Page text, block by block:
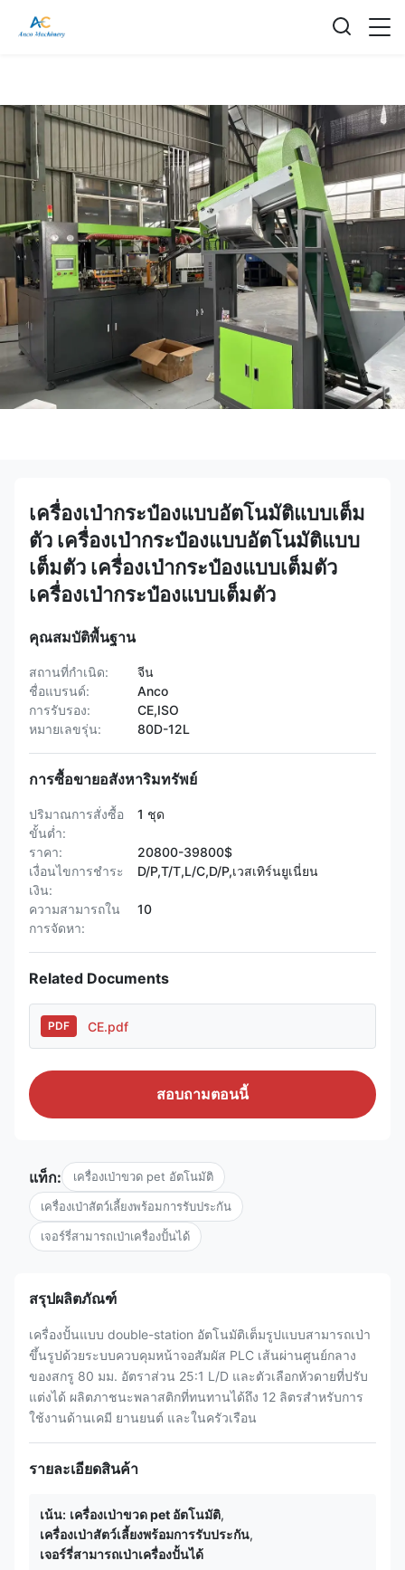
เครื่องเป่ากระป๋องแบบอัตโนมัติแบบเต็ม
ตัว เครื่องเป่ากระป๋องแบบอัตโนมัติแบบ
เต็มตัว เครื่องเป่ากระป๋องแบบเต็มตัว
เครื่องเป่ากระป๋องแบบเต็มตัว
คุณสมบัติพื้นฐาน
สถานที่กำเนิด:
จีน
ชื่อแบรนด์:
Anco
การรับรอง:
CE,ISO
หมายเลขรุ่น:
80D-12L
การซื้อขายอสังหาริมทรัพย์
ปริมาณการสั่งซื้อ
ขั้นต่ำ:
1 ชุด
ราคา:
20800-39800$
เงื่อนไขการชำระ
เงิน:
D/P,T/T,L/C,D/P,เวสเทิร์นยูเนี่ยน
ความสามารถใน
การจัดหา:
10
Related Documents
PDF CE.pdf
สอบถามตอนนี้
แท็ก: เครื่องเป่าขวด pet อัตโนมัติ
เครื่องเป่าสัตว์เลี้ยงพร้อมการรับประกัน
เจอร์รี่สามารถเป่าเครื่องปั้นได้
สรุปผลิตภัณฑ์
เครื่องปั้นแบบ double-station อัตโนมัติเต็มรูปแบบสามารถเป่า
ขึ้นรูปด้วยระบบควบคุมหน้าจอสัมผัส PLC เส้นผ่านศูนย์กลาง
ของสกรู 80 มม. อัตราส่วน 25:1 L/D และตัวเลือกหัวดายที่ปรับ
แต่งได้ ผลิตภาชนะพลาสติกที่ทนทานได้ถึง 12 ลิตรสำหรับการ
ใช้งานด้านเคมี ยานยนต์ และในครัวเรือน
รายละเอียดสินค้า
เน้น: เครื่องเป่าขวด pet อัตโนมัติ,
เครื่องเป่าสัตว์เลี้ยงพร้อมการรับประกัน,
เจอร์รี่สามารถเป่าเครื่องปั้นได้